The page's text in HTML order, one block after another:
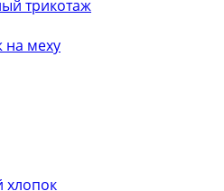
трикотаж
на меху
хлопок